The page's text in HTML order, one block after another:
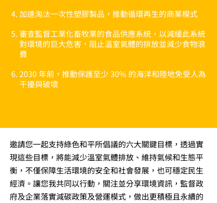
加速淘汰一次性塑膠製品，推動循環再生的商業模式
審查監督工業化畜牧業的食品供應系統，以減緩此系統
對環境的巨大危害，阻止溫室氣體的排放並減少食物浪
費
2030 年前，推動保護至少 30% 的海洋和陸地免受人為
干擾與破壞
邀請您一起支持綠色和平所倡議的六大關鍵目標，透過實
現這些目標，將能減少溫室氣體排放、維持氣候和生態平
衡，不僅保障生活環境的安全和社會發展，也可穩定民生
經濟。讓您我共同以行動，關注並分享環境資訊，監督政
府及企業落實減碳政策及營運模式，做出更積極且永續的